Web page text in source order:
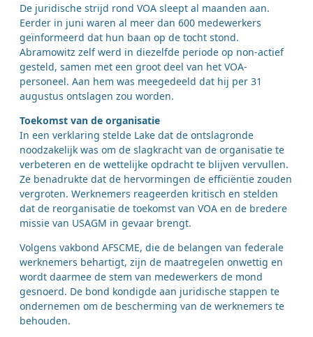
De juridische strijd rond VOA sleept al maanden aan.
Eerder in juni waren al meer dan 600 medewerkers
geïnformeerd dat hun baan op de tocht stond.
Abramowitz zelf werd in diezelfde periode op non-actief
gesteld, samen met een groot deel van het VOA-
personeel. Aan hem was meegedeeld dat hij per 31
augustus ontslagen zou worden.
Toekomst van de organisatie
In een verklaring stelde Lake dat de ontslagronde
noodzakelijk was om de slagkracht van de organisatie te
verbeteren en de wettelijke opdracht te blijven vervullen.
Ze benadrukte dat de hervormingen de efficiëntie zouden
vergroten. Werknemers reageerden kritisch en stelden
dat de reorganisatie de toekomst van VOA en de bredere
missie van USAGM in gevaar brengt.
Volgens vakbond AFSCME, die de belangen van federale
werknemers behartigt, zijn de maatregelen onwettig en
wordt daarmee de stem van medewerkers de mond
gesnoerd. De bond kondigde aan juridische stappen te
ondernemen om de bescherming van de werknemers te
behouden.